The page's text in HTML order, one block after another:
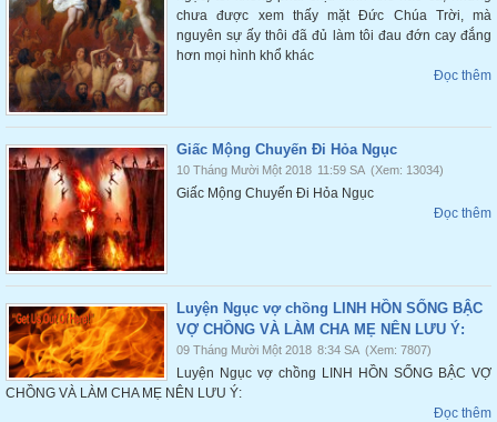
chưa được xem thấy mặt Đức Chúa Trời, mà
nguyên sự ấy thôi đã đủ làm tôi đau đớn cay đắng
hơn mọi hình khổ khác
Đọc thêm
Giấc Mộng Chuyến Đi Hỏa Ngục
10 Tháng Mười Một 2018 11:59 SA (Xem: 13034)
Giấc Mộng Chuyến Đi Hỏa Ngục
Đọc thêm
Luyện Ngục vợ chồng LINH HỒN SỐNG BẬC
VỢ CHỒNG VÀ LÀM CHA MẸ NÊN LƯU Ý:
09 Tháng Mười Một 2018 8:34 SA (Xem: 7807)
Luyện Ngục vợ chồng LINH HỒN SỐNG BẬC VỢ
CHỒNG VÀ LÀM CHA MẸ NÊN LƯU Ý:
Đọc thêm